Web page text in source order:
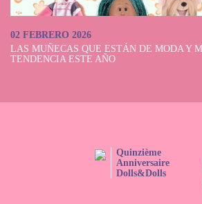
02 FEBRERO 2026
LAS MUÑECAS QUE ESTÁN DE MODA Y
TENDENCIA ESTE AÑO
Quinzième
Anniversaire
Dolls&Dolls